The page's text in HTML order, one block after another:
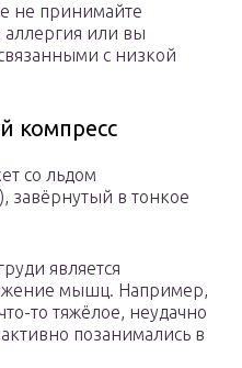
не принимайте
аллергия или вы
с низкой
компресс
со льдом
в тонкое
является
мышц. Например,
то тяжёлое, неудачно
позанимались в